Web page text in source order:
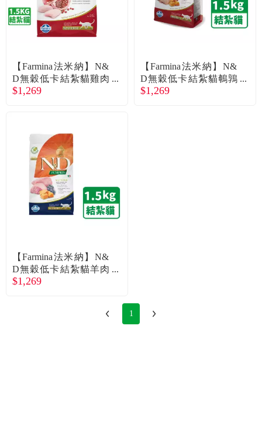
【Farmina法米納】N&
D無穀低卡結紮貓雞肉
石榴1.5kg
$1,269
【Farmina法米納】N&
D無穀低卡結紮貓鵪鶉
石榴1.5kg
$1,269
【Farmina法米納】N&
D無穀低卡結紮貓羊肉
藍莓1.5kg
$1,269
1